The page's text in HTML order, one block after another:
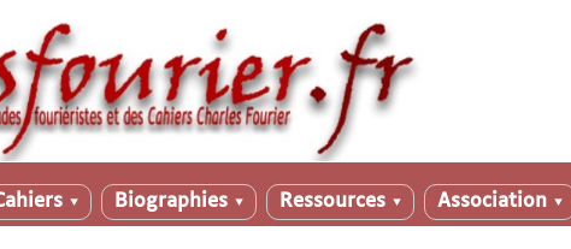
▼ Biographies ▼ Ressources ▼ Association ▼